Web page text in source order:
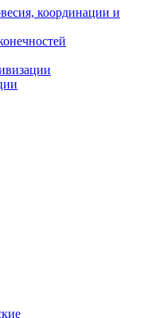
координации и